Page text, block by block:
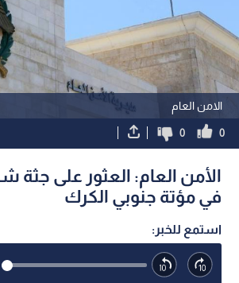
الامن العام
0
0
الأمن العام: العثور على جثة
في مؤتة جنوبي الكرك
استمع للخبر: